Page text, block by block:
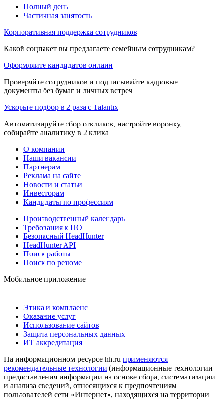
Полный день
Частичная занятость
Корпоративная поддержка сотрудников
Какой соцпакет вы предлагаете семейным сотрудникам?
Оформляйте кандидатов онлайн
Проверяйте сотрудников и подписывайте кадровые
документы без бумаг и личных встреч
Ускорьте подбор в 2 раза с Talantix
Автоматизируйте сбор откликов, настройте воронку,
собирайте аналитику в 2 клика
О компании
Наши вакансии
Партнерам
Реклама на сайте
Новости и статьи
Инвесторам
Кандидаты по профессиям
Производственный календарь
Требования к ПО
Безопасный HeadHunter
HeadHunter API
Поиск работы
Поиск по резюме
Мобильное приложение
Этика и комплаенс
Оказание услуг
Использование сайтов
Защита персональных данных
ИТ аккредитация
На информационном ресурсе hh.ru применяются
рекомендательные технологии (информационные технологии
предоставления информации на основе сбора, систематизации
и анализа сведений, относящихся к предпочтениям
пользователей сети «Интернет», находящихся на территории